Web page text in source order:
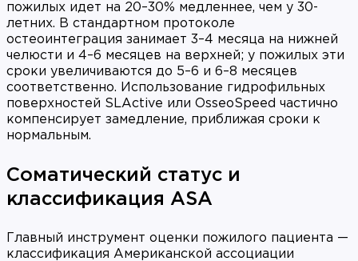
пожилых идет на 20–30% медленнее, чем у 30-
летних. В стандартном протоколе
остеоинтеграция занимает 3–4 месяца на нижней
челюсти и 4–6 месяцев на верхней; у пожилых эти
сроки увеличиваются до 5–6 и 6–8 месяцев
соответственно. Использование гидрофильных
поверхностей SLActive или OsseoSpeed частично
компенсирует замедление, приближая сроки к
нормальным.
Соматический статус и
классификация ASA
Главный инструмент оценки пожилого пациента —
классификация Американской ассоциации